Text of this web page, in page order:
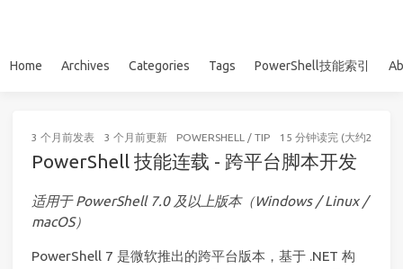
Home Archives Categories Tags PowerShell技能索引
3 个月前发表 3 个月前更新 POWERSHELL / TIP 15 分钟读完 (大约2182
PowerShell 技能连载 - 跨平台脚本开发
适用于 PowerShell 7.0 及以上版本（Windows / Linux /
macOS）
PowerShell 7 是微软推出的跨平台版本，基于 .NET 构